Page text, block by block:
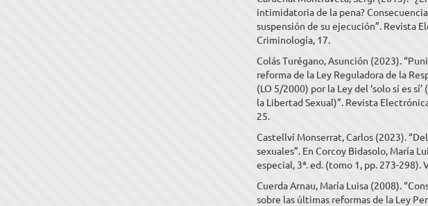
intimidatoria de la pena?
suspensión de su ejecución”. Revista
Criminología, 17.
Colás Turégano, Asunción (2023).
reforma de la Ley Reguladora de la
(LO 5/2000) por la Ley del ‘solo sí es
la Libertad Sexual)”. Revista
25.
Castellví Monserrat, Carlos (2023).
sexuales”. En Corcoy Bidasolo, María
especial, 3ª. ed. (tomo 1, pp. 273-298).
Cuerda Arnau, María Luisa (2008).
sobre las últimas reformas de la Ley